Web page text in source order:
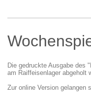
Die gedruckte Ausgabe des
am Raiffeisenlager abgeholt
Zur online Version gelangen